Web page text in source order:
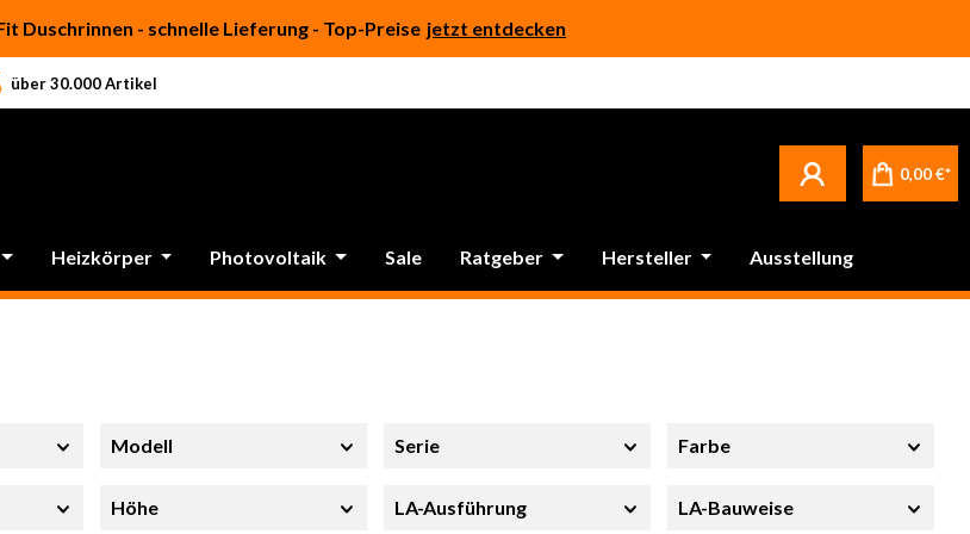
Duschrinnen - schnelle Lieferung - Top-Preise jetzt entdecken
über 30.000 Artikel
0,00 €*
Heizkörper Photovoltaik Sale Ratgeber Hersteller Ausstellung
Modell Serie Farbe
Höhe LA-Ausführung LA-Bauweise